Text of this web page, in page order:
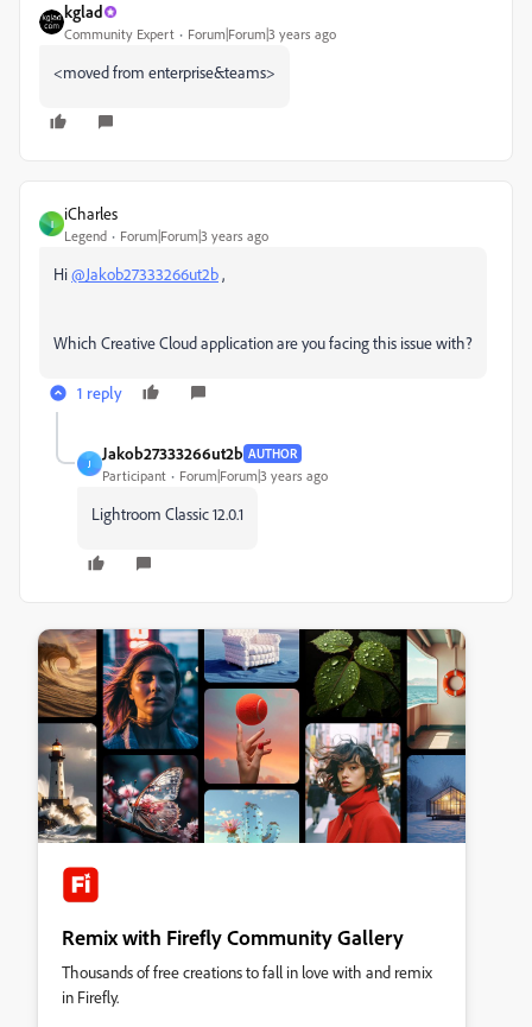
kglad
Community Expert Forum|Forum|3 years ago
<moved from enterprise&teams>
I
iCharles
Legend Forum|Forum|3 years ago
Hi@Jakob27333266ut2b,
Which Creative Cloud application are you facing this issue with?
1 reply
J
Jakob27333266ut2b AUTHOR
Participant Forum|Forum|3 years ago
Lightroom Classic 12.0.1
Remix with Firefly Community Gallery
Thousands of free creations to fall in love with and remix
in Firefly.